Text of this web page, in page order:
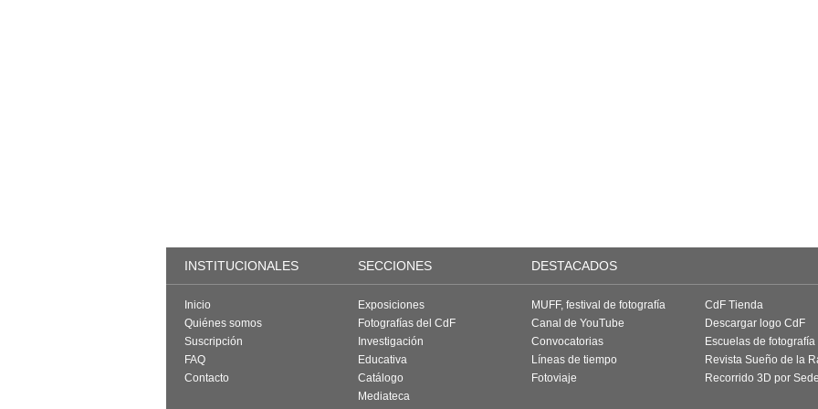
INSTITUCIONALES SECCIONES DESTACADOS
Inicio
Quiénes somos
Suscripción
FAQ
Contacto
Exposiciones
Fotografías del CdF
Investigación
Educativa
Catálogo
Mediateca
MUFF, festival de fotografía
Canal de YouTube
Convocatorias
Líneas de tiempo
Fotoviaje
CdF Tienda
Descargar logo CdF
Escuelas de fotografía
Revista Sueño de la
Recorrido 3D por